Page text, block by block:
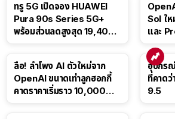
ทรู 5G เปิดจอง HUAWEI
Pura 90s Series 5G+
พร้อมส่วนลดสูงสุด 19,400
Sol ให
และ
ลือ! ลำโพง AI ตัวใหม่จาก
OpenAI ขนาดเท่าลูกฮอกกี้
คาดราคาเริ่มราว 10,000
อุปกร
ที่คาดว่
9.5